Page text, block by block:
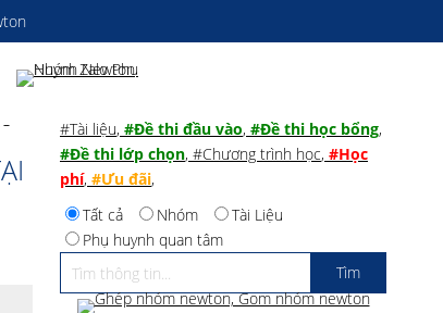
#Tài liệu, #Đề thi đầu vào, #Đề thi học bổng,
#Đề thi lớp chọn, #Chương trình học, #Học
phí, #Ưu đãi,
Tất cả
Nhóm
Tài Liệu
Phụ huynh quan tâm